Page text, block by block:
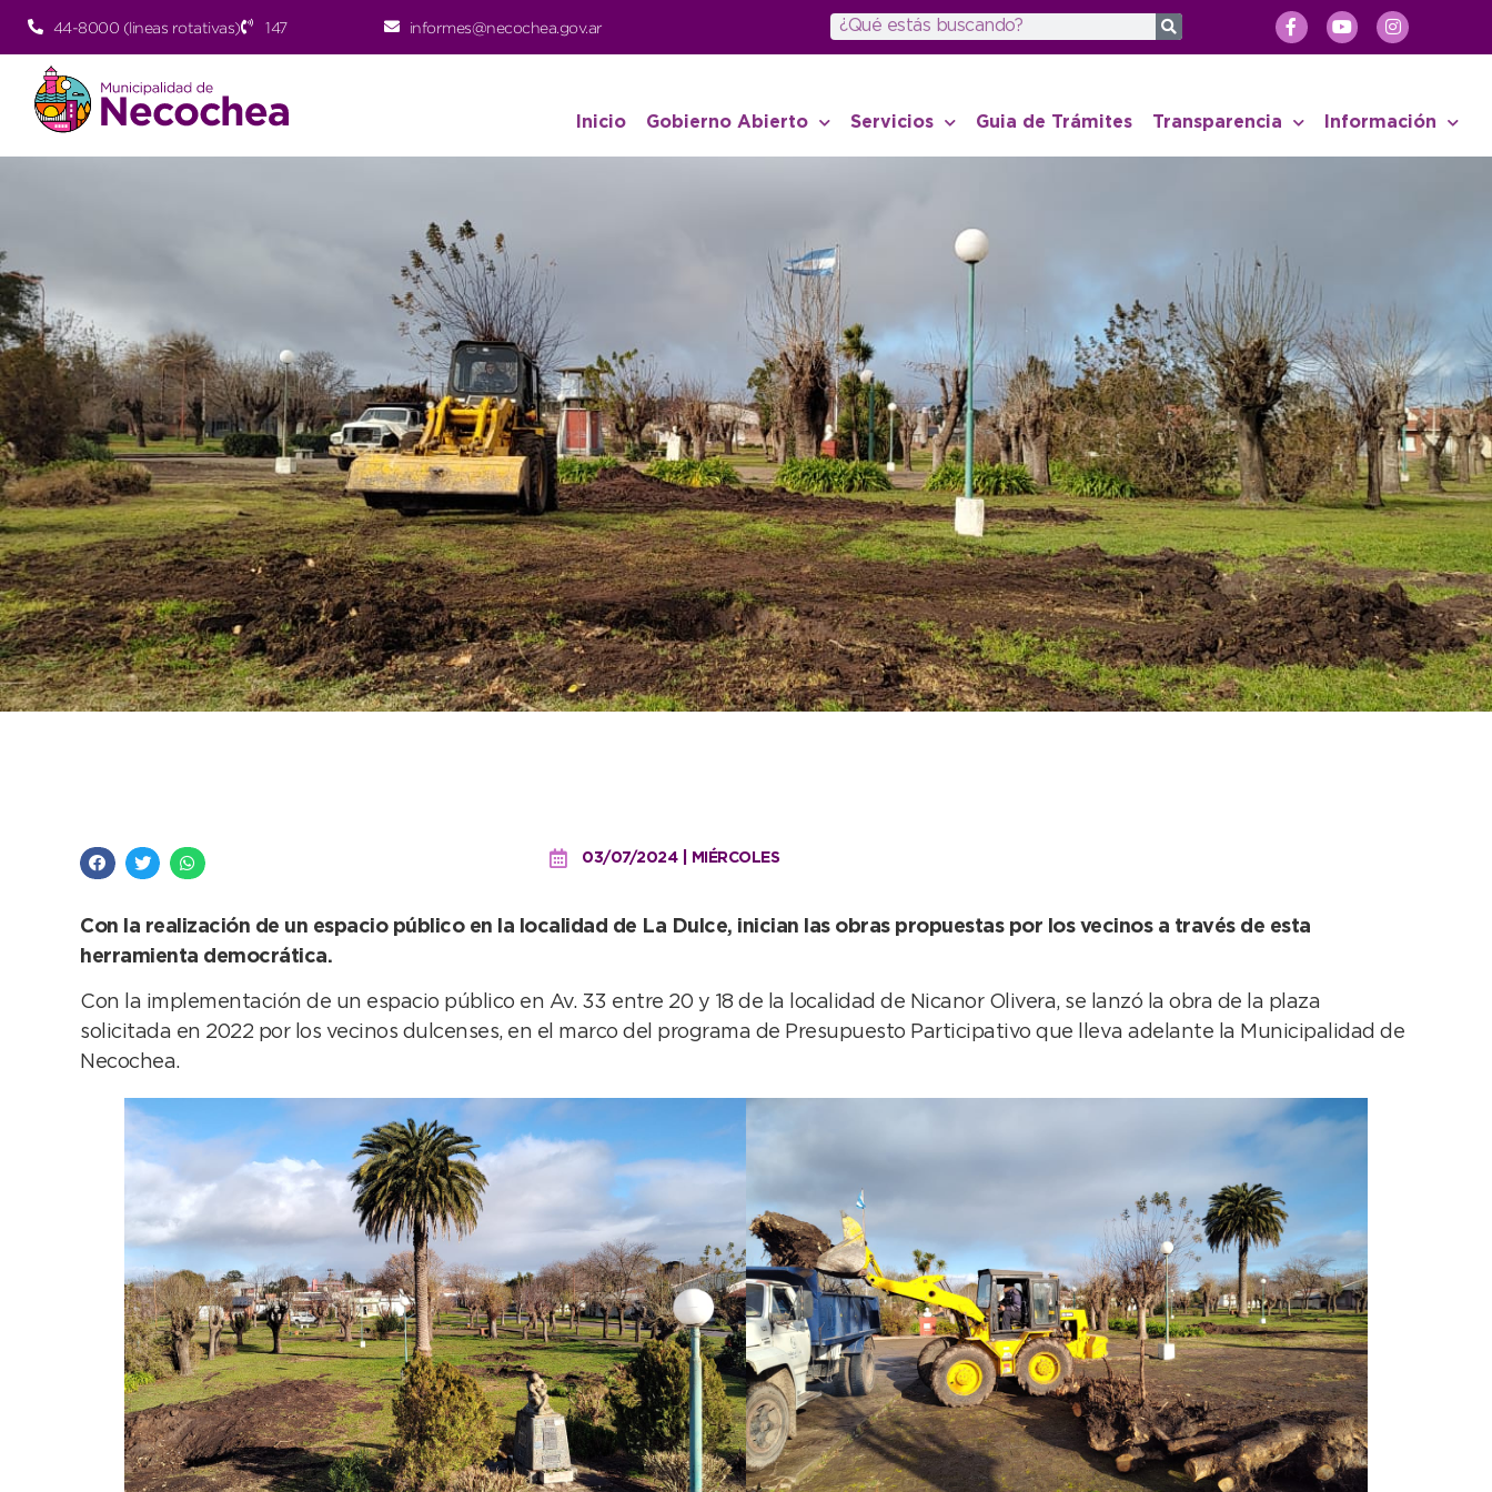
44-8000 (lineas rotativas) 147 informes@necochea.gov.ar
Inicio Gobierno Abierto Servicios Guia de Trámites Transparencia Información
03/07/2024 | MIÉRCOLES
Con la realización de un espacio público en la localidad de La Dulce, inician las obras propuestas por los vecinos a través de esta
herramienta democrática.
Con la implementación de un espacio público en Av. 33 entre 20 y 18 de la localidad de Nicanor Olivera, se lanzó la obra de la plaza
solicitada en 2022 por los vecinos dulcenses, en el marco del programa de Presupuesto Participativo que lleva adelante la Municipalidad de
Necochea.